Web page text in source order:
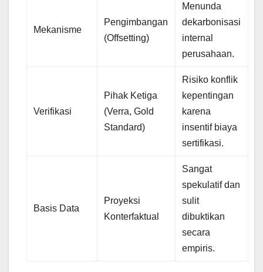
Mekanisme
Pengimbangan
(Offsetting)
Menunda
dekarbonisasi
internal
perusahaan.
Verifikasi
Pihak Ketiga
(Verra, Gold
Standard)
Risiko konflik
kepentingan
karena
insentif biaya
sertifikasi.
Basis Data
Proyeksi
Konterfaktual
Sangat
spekulatif dan
sulit
dibuktikan
secara
empiris.